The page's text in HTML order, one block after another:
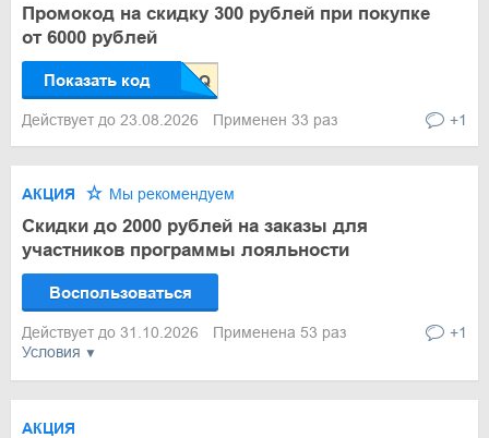
Промокод на скидку 300 рублей при покупке
от 6000 рублей
Показать код
Действует до 23.08.2026 Применен 33 раз +1
Условия
АКЦИЯ Мы рекомендуем
Скидки до 2000 рублей на заказы для
участников программы лояльности
Воспользоваться
Действует до 31.10.2026 Применена 53 раз +1
АКЦИЯ